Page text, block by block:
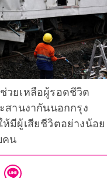
วยเหลือผู้รอดชีวิต
สานงากันนอกกรุง
มีผู้เสียชีวิตอย่างน้อย
คน